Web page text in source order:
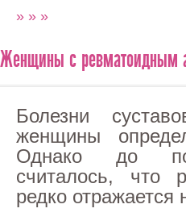
» » »
Женщины с ревматоидным
Болезни
женщины
Однако до
считалось, что
редко отражается